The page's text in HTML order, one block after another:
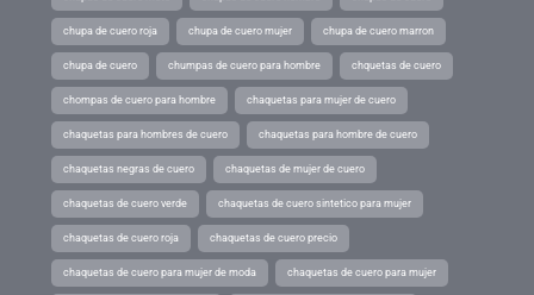
chupa de cuero roja chupa de cuero mujer chupa de cuero marron
chupa de cuero chumpas de cuero para hombre chquetas de cuero
chompas de cuero para hombre chaquetas para mujer de cuero
chaquetas para hombres de cuero chaquetas para hombre de cuero
chaquetas negras de cuero chaquetas de mujer de cuero
chaquetas de cuero verde chaquetas de cuero sintetico para mujer
chaquetas de cuero roja chaquetas de cuero precio
chaquetas de cuero para mujer de moda chaquetas de cuero para mujer